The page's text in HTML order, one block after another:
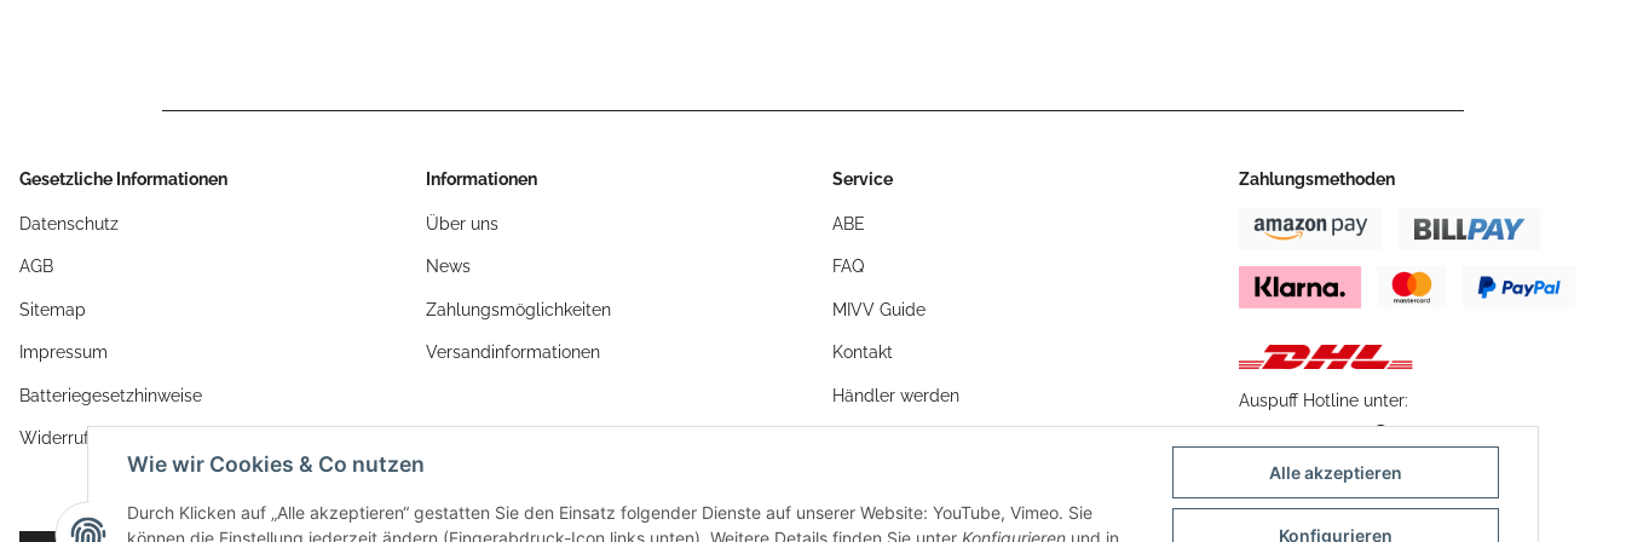
Alle akzeptieren
Konfigurieren
Wie wir Cookies & Co nutzen
Durch Klicken auf „Alle akzeptieren“ gestatten Sie den Einsatz folgender Dienste auf unserer Website: YouTube, Vimeo. Sie
Gesetzliche Informationen
Datenschutz
AGB
Sitemap
Impressum
Batteriegesetzhinweise
Widerrufsrecht
Informationen
Über uns
News
Zahlungsmöglichkeiten
Versandinformationen
Service
ABE
FAQ
MIVV Guide
Kontakt
Händler werden
Zahlungsmethoden
Auspuff Hotline unter:
02303 – 983 77 27
Mo – Fr, 10:00 - 17:00 Uhr